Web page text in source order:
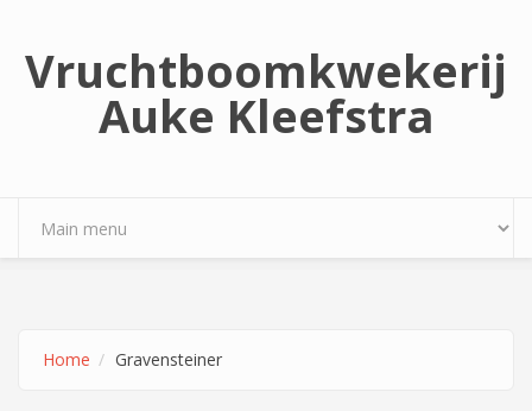
Vruchtboomkwekerij
Auke Kleefstra
Home Gravensteiner